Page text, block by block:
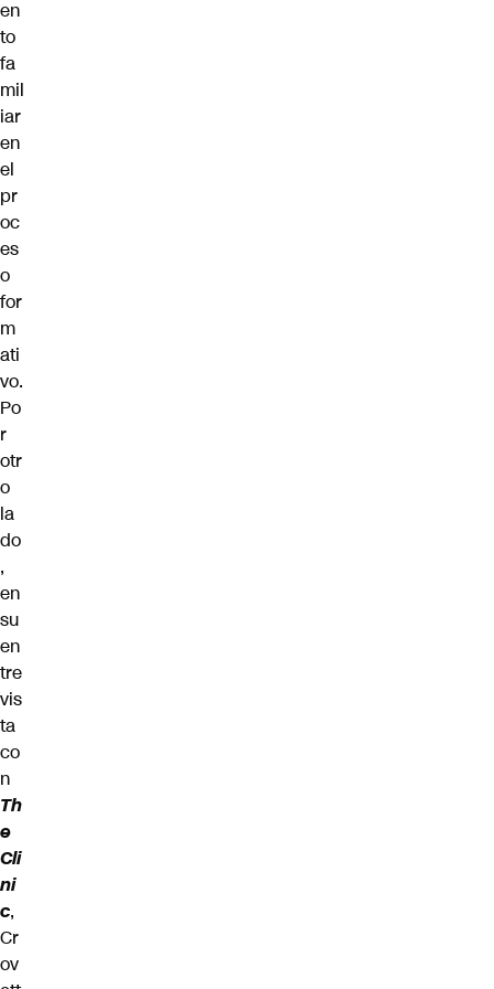
en
to
fa
mil
iar
en
el
pr
oc
es
o
for
m
ati
vo.
Po
r
otr
o
la
do
,
en
su
en
tre
vis
ta
co
n
Th
e
Cli
ni
c,
Cr
ov